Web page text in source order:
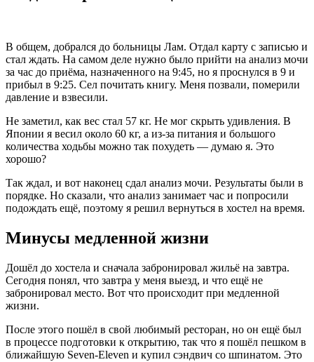
В общем, добрался до больницы Лам. Отдал карту с записью и
стал ждать. На самом деле нужно было прийти на анализ мочи
за час до приёма, назначенного на 9:45, но я проснулся в 9 и
прибыл в 9:25. Сел почитать книгу. Меня позвали, померили
давление и взвесили.
Не заметил, как вес стал 57 кг. Не мог скрыть удивления. В
Японии я весил около 60 кг, а из‑за питания и большого
количества ходьбы можно так похудеть — думаю я. Это
хорошо?
Так ждал, и вот наконец сдал анализ мочи. Результаты были в
порядке. Но сказали, что анализ занимает час и попросили
подождать ещё, поэтому я решил вернуться в хостел на время.
Минусы медленной жизни
Дошёл до хостела и сначала забронировал жильё на завтра.
Сегодня понял, что завтра у меня выезд, и что ещё не
забронировал место. Вот что происходит при медленной
жизни.
После этого пошёл в свой любимый ресторан, но он ещё был
в процессе подготовки к открытию, так что я пошёл пешком в
ближайшую Seven‑Eleven и купил сэндвич со шпинатом. Это